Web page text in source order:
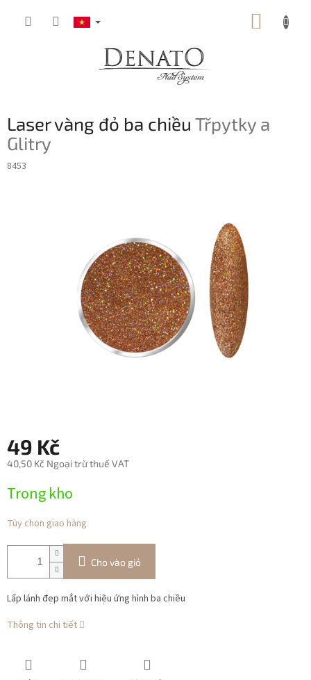
GIỎ
Laser vàng đỏ ba chiều Třpytky a
Glitry
8453
49 Kč
40,50 Kč Ngoại trừ thuế VAT
đo
Trong kho
Tùy chọn giao hàng
Cho vào giỏ
Lấp lánh đẹp mắt với hiệu ứng hình ba chiều
Thông tin chi tiết